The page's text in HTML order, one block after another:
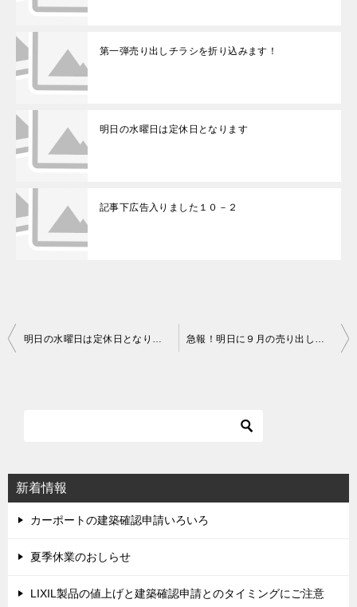
第一弾売り出しチラシを折り込みます！
明日の水曜日は定休日となります
記事下広告入りました１０－２
シ
ョ
ン
明日の水曜日は定休日となります 急報！明日に９月の売り出し広告を入れます！！
新着情報
カーポートの建築確認申請いろいろ
夏季休業のおしらせ
LIXIL製品の値上げと建築確認申請とのタイミングにご注意